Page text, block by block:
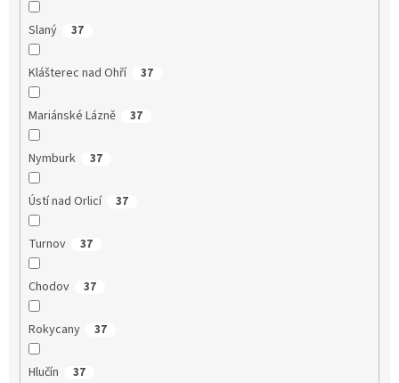
Slaný 37
Klášterec nad Ohří 37
Mariánské Lázně 37
Nymburk 37
Ústí nad Orlicí 37
Turnov 37
Chodov 37
Rokycany 37
Hlučín 37